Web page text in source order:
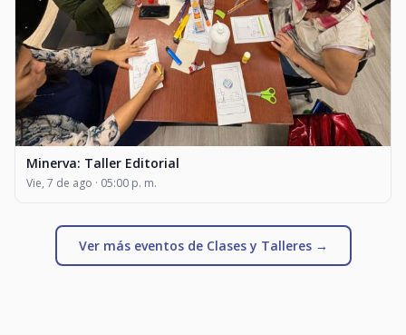
Minerva: Taller Editorial
Vie, 7 de ago · 05:00 p. m.
Ver más eventos de Clases y Talleres →